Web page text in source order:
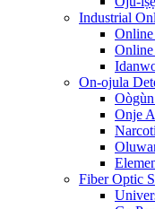
Industrial
On-ojula
Onje
Fiber Optic